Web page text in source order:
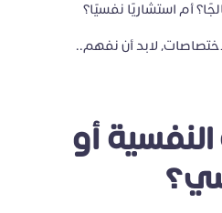
أم استشاريًا نفسيًا؟
لابد أن نفهم..
أو